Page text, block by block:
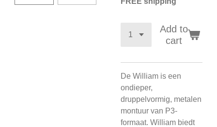
Add to
cart
De William is een
ondieper,
druppelvormig, metalen
montuur van P3-
formaat. William biedt